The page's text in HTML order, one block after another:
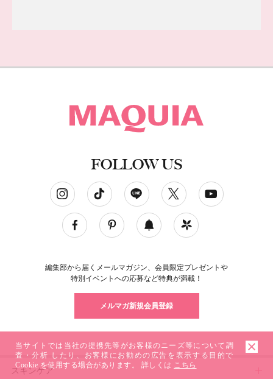
FOLLOW US
編集部から届くメールマガジン、会員限定プレゼントや
特別イベントへの応募など特典が満載！
メルマガ新規会員登録
スキンケア
当サイトでは当社の提携先等がお客様のニーズ等について調
査・分析 したり、お客様にお勧めの広告を表示する目的で
Cookie を使用する場合があります。 詳しくは こちら